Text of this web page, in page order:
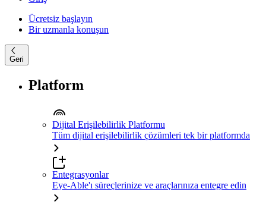
Ücretsiz başlayın
Bir uzmanla konuşun
Geri
Platform
Dijital Erişilebilirlik Platformu
Tüm dijital erişilebilirlik çözümleri tek bir platformda
Entegrasyonlar
Eye-Able'ı süreçlerinize ve araçlarınıza entegre edin